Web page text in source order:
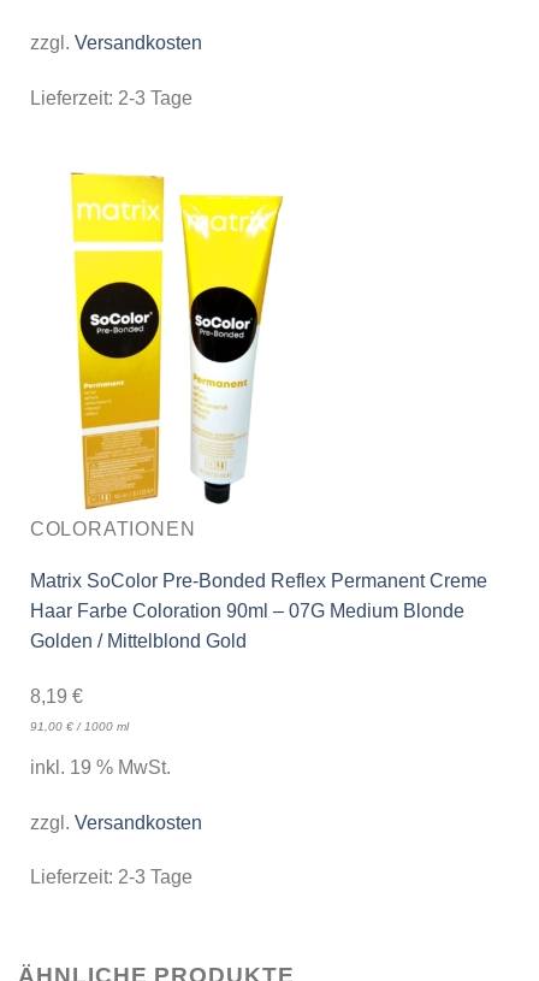
zzgl. Versandkosten
Lieferzeit: 2-3 Tage
COLORATIONEN
Matrix SoColor Pre-Bonded Reflex Permanent Creme
Haar Farbe Coloration 90ml – 07G Medium Blonde
Golden / Mittelblond Gold
8,19 €
91,00 €/ 1000 ml
inkl. 19 % MwSt.
zzgl. Versandkosten
Lieferzeit: 2-3 Tage